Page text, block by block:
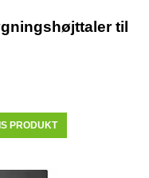
til
PRODUKT